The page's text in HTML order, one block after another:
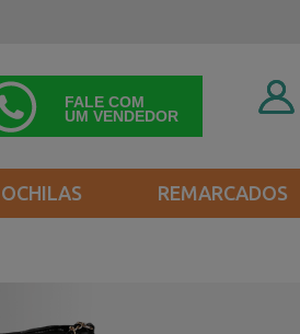
FALE COM
UM VENDEDOR
REMARCADOS